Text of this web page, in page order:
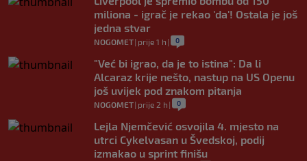
miliona - igrač je rekao 'da'! Ostala je još
jedna stvar
NOGOMET| prije 1 h | 0
"Već bi igrao, da je to istina": Da li
Alcaraz krije nešto, nastup na US Openu
još uvijek pod znakom pitanja
NOGOMET| prije 2 h | 0
Lejla Njemčević osvojila 4. mjesto na
utrci Cykelvasan u Švedskoj, podij
izmakao u sprint finišu